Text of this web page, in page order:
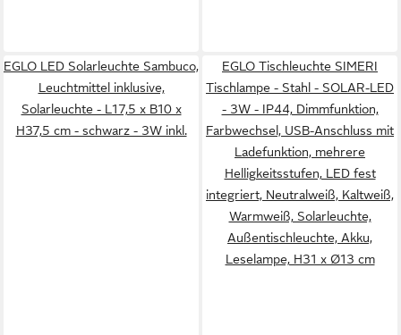
EGLO LED Solarleuchte Sambuco,
Leuchtmittel inklusive,
Solarleuchte - L17,5 x B10 x
H37,5 cm - schwarz - 3W inkl.
EGLO Tischleuchte SIMERI
Tischlampe - Stahl - SOLAR-LED
- 3W - IP44, Dimmfunktion,
Farbwechsel, USB-Anschluss mit
Ladefunktion, mehrere
Helligkeitsstufen, LED fest
integriert, Neutralweiß, Kaltweiß,
Warmweiß, Solarleuchte,
Außentischleuchte, Akku,
Leselampe, H31 x Ø13 cm